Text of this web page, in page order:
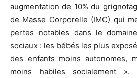
augmentation de 10% du
de Masse Corporelle (IMC) qui
pertes notables dans le
sociaux : les bébés les plus
des enfants moins autonomes,
moins habiles socialement ».